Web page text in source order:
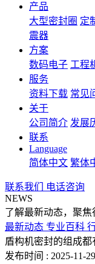
产品
大型密封圈 定
震器
方案
数码电子 工程
服务
资料下载 常见
关于
公司简介 发展
联系
Language
简体中文 繁体
联系我们
电话咨询
NEWS
了解最新动态，聚
最新动态 专业百科
盾构机密封的组成都
发布时间 : 2025-11-29